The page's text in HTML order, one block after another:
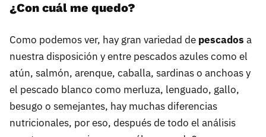
¿Con cuál me quedo?
Como podemos ver, hay gran variedad de pescados a
nuestra disposición y entre pescados azules como el
atún, salmón, arenque, caballa, sardinas o anchoas y
el pescado blanco como merluza, lenguado, gallo,
besugo o semejantes, hay muchas diferencias
nutricionales, por eso, después de todo el análisis